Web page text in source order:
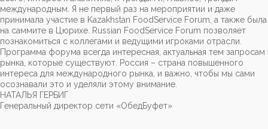
международным. Я не первый раз на мероприятии и даже
принимала участие в Kazakhstan FoodService Forum, а также была
на саммите в Цюрихе. Russian FoodService Forum позволяет
познакомиться с коллегами и ведущими игроками отрасли.
Программа форума всегда интересная, актуальная тем запросам
рынка, которые существуют. Россия – страна повышенного
интереса для международного рынка, и важно, чтобы мы сами
осознавали это и уделяли этому внимание.
НАТАЛЬЯ ГЕРБИГ
Генеральный директор сети «ОбедБуфет»